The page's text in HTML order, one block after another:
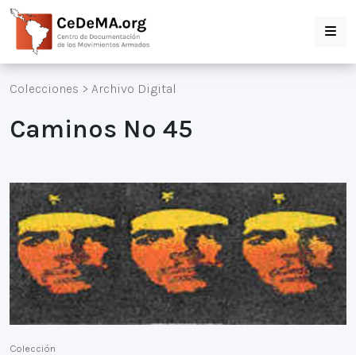
Colecciones > Archivo Digital
Caminos Nº 45
Colección